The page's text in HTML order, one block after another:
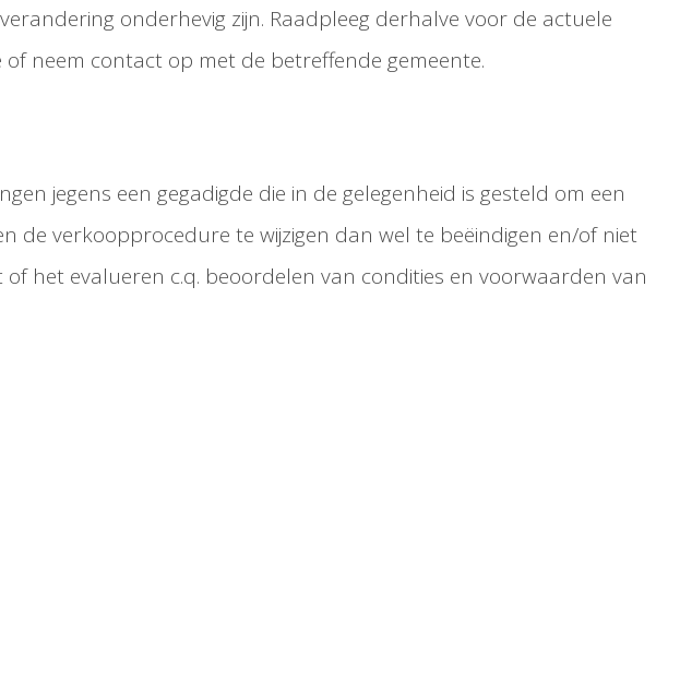
onderhevig zijn. Raadpleeg derhalve voor de actuele
neem contact op met de betreffende gemeente.
jegens een gegadigde die in de gelegenheid is gesteld om een
de verkoopprocedure te wijzigen dan wel te beëindigen en/of niet
het evalueren c.q. beoordelen van condities en voorwaarden van